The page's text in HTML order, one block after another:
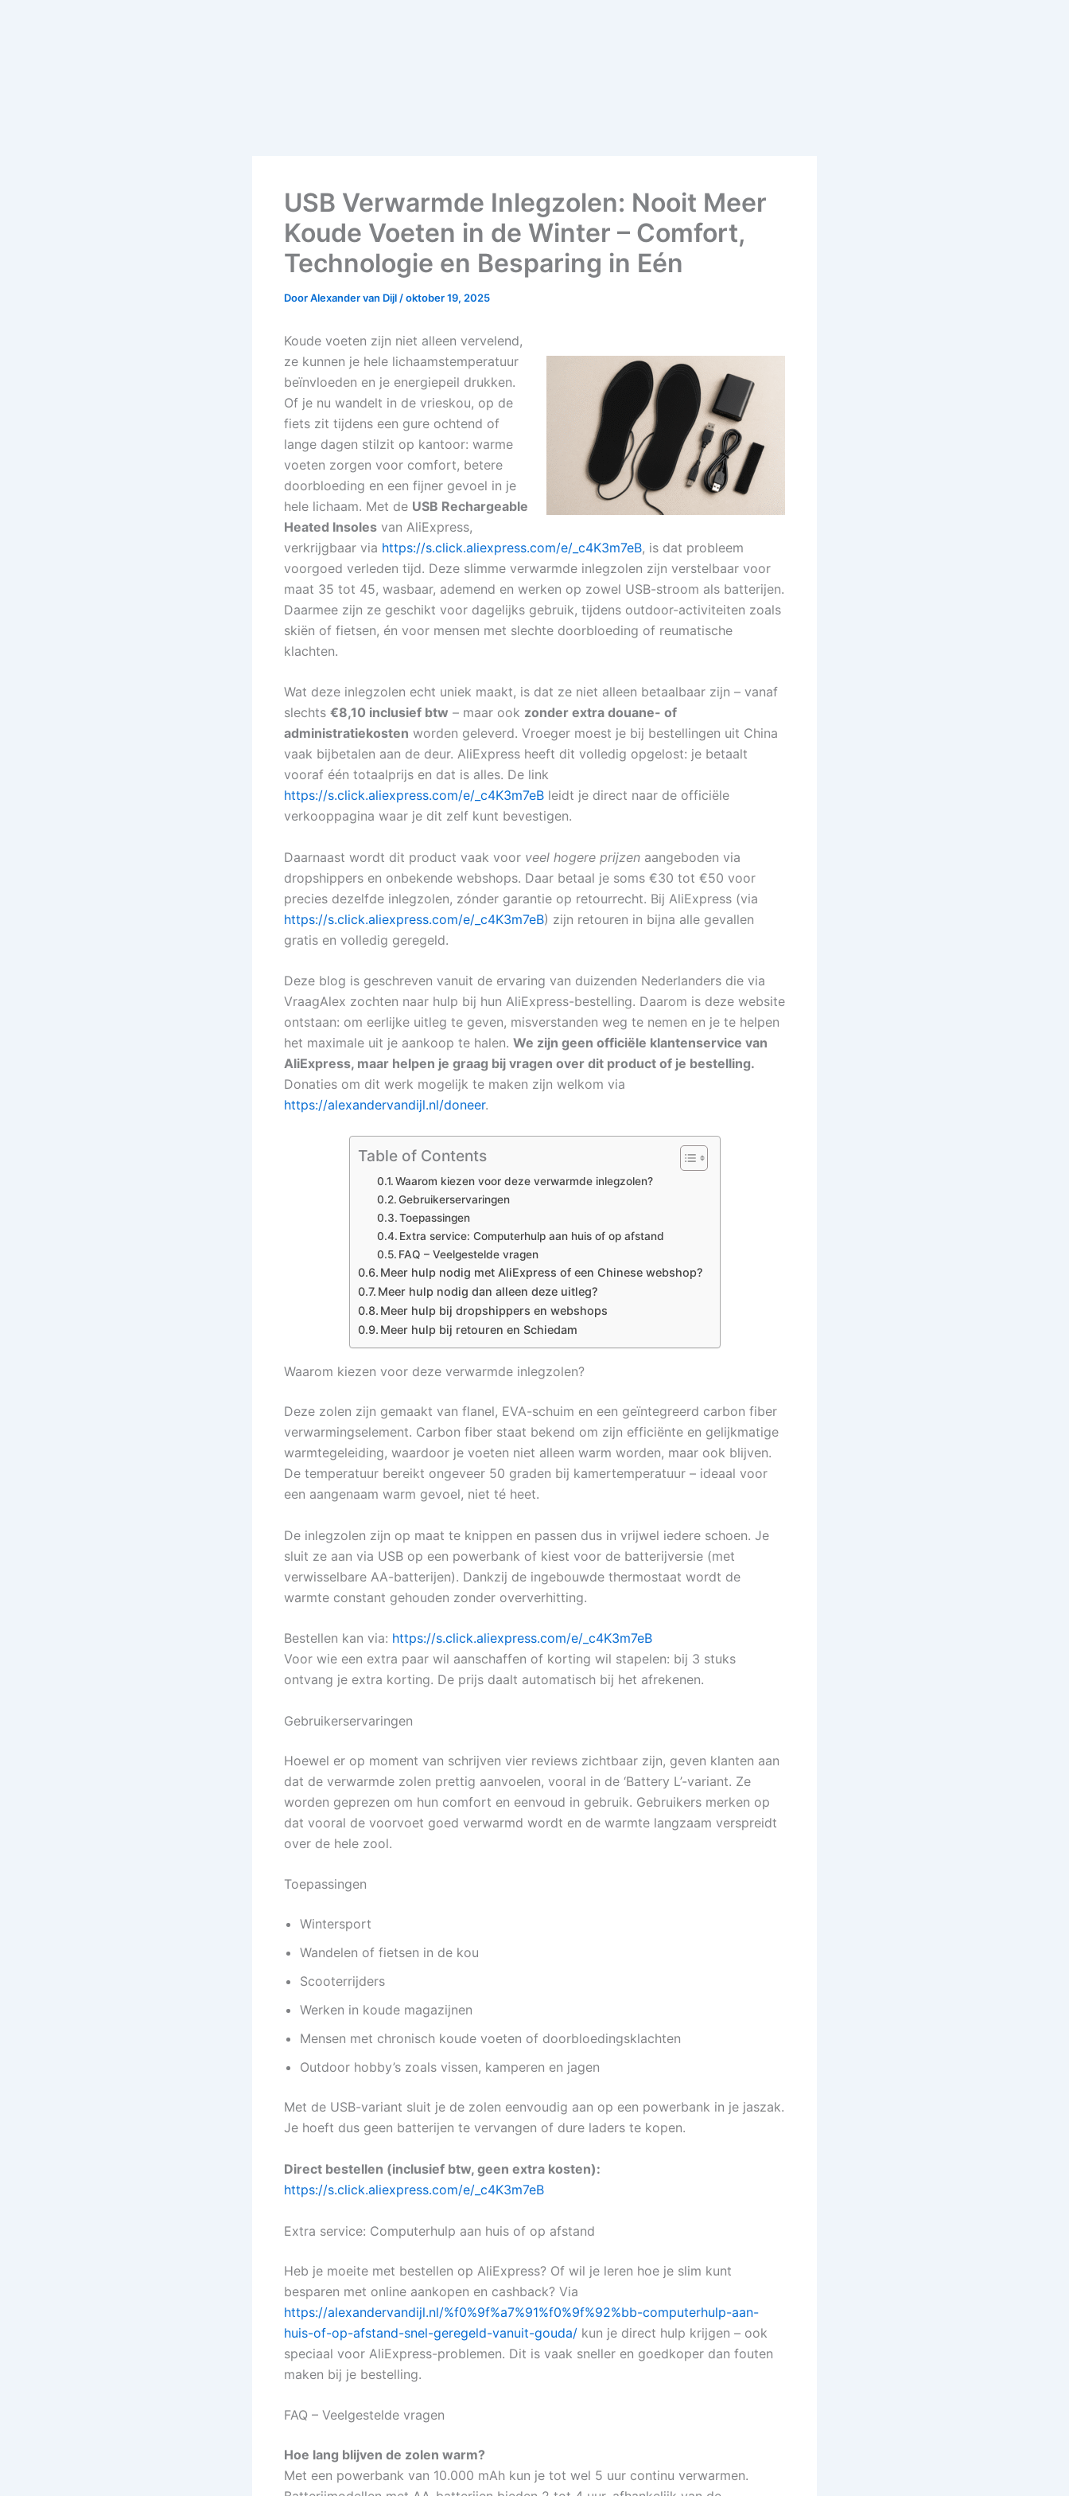
USB Verwarmde Inlegzolen: Nooit Meer
Koude Voeten in de Winter – Comfort,
Technologie en Besparing in Eén
DoorAlexander van Dijl /oktober 19, 2025
Koude voeten zijn niet alleen vervelend,
ze kunnen je hele lichaamstemperatuur
beïnvloeden en je energiepeil drukken.
Of je nu wandelt in de vrieskou, op de
fiets zit tijdens een gure ochtend of
lange dagen stilzit op kantoor: warme
voeten zorgen voor comfort, betere
doorbloeding en een fijner gevoel in je
hele lichaam. Met de USB Rechargeable
Heated Insoles van AliExpress,
verkrijgbaar via https://s.click.aliexpress.com/e/_c4K3m7eB, is dat probleem
voorgoed verleden tijd. Deze slimme verwarmde inlegzolen zijn verstelbaar voor
maat 35 tot 45, wasbaar, ademend en werken op zowel USB-stroom als batterijen.
Daarmee zijn ze geschikt voor dagelijks gebruik, tijdens outdoor-activiteiten zoals
skiën of fietsen, én voor mensen met slechte doorbloeding of reumatische
klachten.
Wat deze inlegzolen echt uniek maakt, is dat ze niet alleen betaalbaar zijn – vanaf
slechts €8,10 inclusief btw – maar ook zonder extra douane- of
administratiekosten worden geleverd. Vroeger moest je bij bestellingen uit China
vaak bijbetalen aan de deur. AliExpress heeft dit volledig opgelost: je betaalt
vooraf één totaalprijs en dat is alles. De link
https://s.click.aliexpress.com/e/_c4K3m7eB leidt je direct naar de officiële
verkooppagina waar je dit zelf kunt bevestigen.
Daarnaast wordt dit product vaak voor veel hogere prijzen aangeboden via
dropshippers en onbekende webshops. Daar betaal je soms €30 tot €50 voor
precies dezelfde inlegzolen, zónder garantie op retourrecht. Bij AliExpress (via
https://s.click.aliexpress.com/e/_c4K3m7eB) zijn retouren in bijna alle gevallen
gratis en volledig geregeld.
Deze blog is geschreven vanuit de ervaring van duizenden Nederlanders die via
VraagAlex zochten naar hulp bij hun AliExpress-bestelling. Daarom is deze website
ontstaan: om eerlijke uitleg te geven, misverstanden weg te nemen en je te helpen
het maximale uit je aankoop te halen. We zijn geen officiële klantenservice van
AliExpress, maar helpen je graag bij vragen over dit product of je bestelling.
Donaties om dit werk mogelijk te maken zijn welkom via
https://alexandervandijl.nl/doneer.
Table of Contents
Waarom kiezen voor deze verwarmde inlegzolen?
Gebruikerservaringen
Toepassingen
Extra service: Computerhulp aan huis of op afstand
FAQ – Veelgestelde vragen
Meer hulp nodig met AliExpress of een Chinese webshop?
Meer hulp nodig dan alleen deze uitleg?
Meer hulp bij dropshippers en webshops
Meer hulp bij retouren en Schiedam
Waarom kiezen voor deze verwarmde inlegzolen?
Deze zolen zijn gemaakt van flanel, EVA-schuim en een geïntegreerd carbon fiber
verwarmingselement. Carbon fiber staat bekend om zijn efficiënte en gelijkmatige
warmtegeleiding, waardoor je voeten niet alleen warm worden, maar ook blijven.
De temperatuur bereikt ongeveer 50 graden bij kamertemperatuur – ideaal voor
een aangenaam warm gevoel, niet té heet.
De inlegzolen zijn op maat te knippen en passen dus in vrijwel iedere schoen. Je
sluit ze aan via USB op een powerbank of kiest voor de batterijversie (met
verwisselbare AA-batterijen). Dankzij de ingebouwde thermostaat wordt de
warmte constant gehouden zonder oververhitting.
Bestellen kan via: https://s.click.aliexpress.com/e/_c4K3m7eB
Voor wie een extra paar wil aanschaffen of korting wil stapelen: bij 3 stuks
ontvang je extra korting. De prijs daalt automatisch bij het afrekenen.
Gebruikerservaringen
Hoewel er op moment van schrijven vier reviews zichtbaar zijn, geven klanten aan
dat de verwarmde zolen prettig aanvoelen, vooral in de ‘Battery L’-variant. Ze
worden geprezen om hun comfort en eenvoud in gebruik. Gebruikers merken op
dat vooral de voorvoet goed verwarmd wordt en de warmte langzaam verspreidt
over de hele zool.
Toepassingen
Wintersport
Wandelen of fietsen in de kou
Scooterrijders
Werken in koude magazijnen
Mensen met chronisch koude voeten of doorbloedingsklachten
Outdoor hobby’s zoals vissen, kamperen en jagen
Met de USB-variant sluit je de zolen eenvoudig aan op een powerbank in je jaszak.
Je hoeft dus geen batterijen te vervangen of dure laders te kopen.
Direct bestellen (inclusief btw, geen extra kosten):
https://s.click.aliexpress.com/e/_c4K3m7eB
Extra service: Computerhulp aan huis of op afstand
Heb je moeite met bestellen op AliExpress? Of wil je leren hoe je slim kunt
besparen met online aankopen en cashback? Via
https://alexandervandijl.nl/%f0%9f%a7%91%f0%9f%92%bb-computerhulp-aan-
huis-of-op-afstand-snel-geregeld-vanuit-gouda/ kun je direct hulp krijgen – ook
speciaal voor AliExpress-problemen. Dit is vaak sneller en goedkoper dan fouten
maken bij je bestelling.
FAQ – Veelgestelde vragen
Hoe lang blijven de zolen warm?
Met een powerbank van 10.000 mAh kun je tot wel 5 uur continu verwarmen.